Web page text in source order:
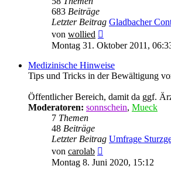
683 Beiträge
Letzter Beitrag Gladbacher
von wollied
Beitrag
Montag 31. Oktober 2011,
Medizinische Hinweise
Tips und Tricks in der Bewältigung
Öffentlicher Bereich, damit da ggf.
Moderatoren: sonnschein, Mueck
7 Themen
48 Beiträge
Letzter Beitrag Umfrage
von carolab
Beitrag
Montag 8. Juni 2020, 15:12